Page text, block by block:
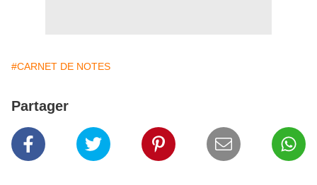
#CARNET DE NOTES
Partager